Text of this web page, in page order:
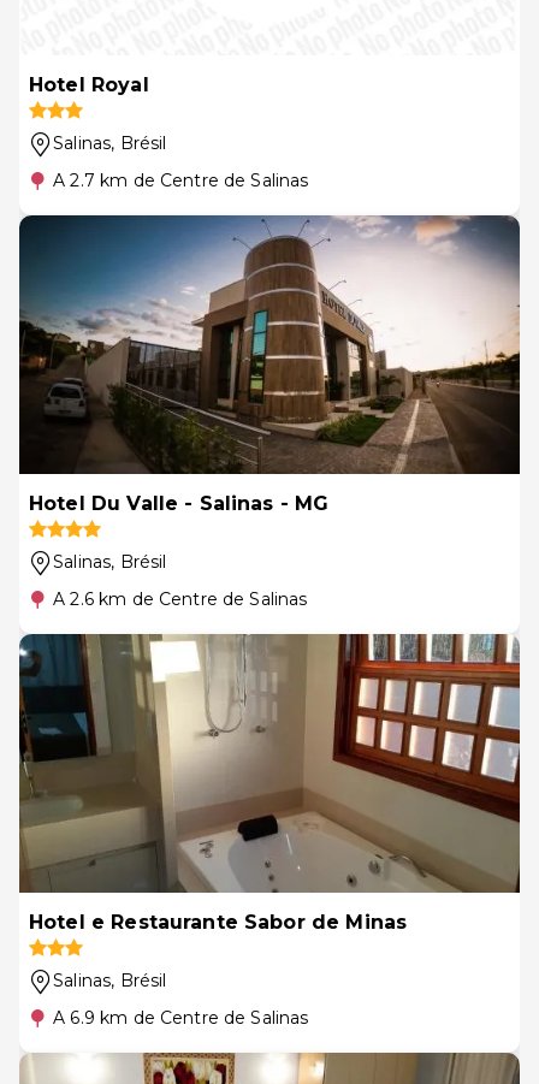
Hotel Royal
Salinas, Brésil
A 2.7 km de Centre de Salinas
Hotel Du Valle - Salinas - MG
Salinas, Brésil
A 2.6 km de Centre de Salinas
Hotel e Restaurante Sabor de Minas
Salinas, Brésil
A 6.9 km de Centre de Salinas